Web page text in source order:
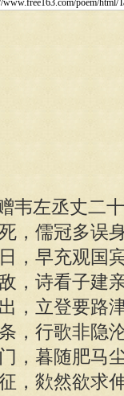
韦左丞丈二
儒冠多误身
早充观国宾
诗看子建亲
立登要路津
行歌非隐沦
暮随肥马尘
欻然欲求伸